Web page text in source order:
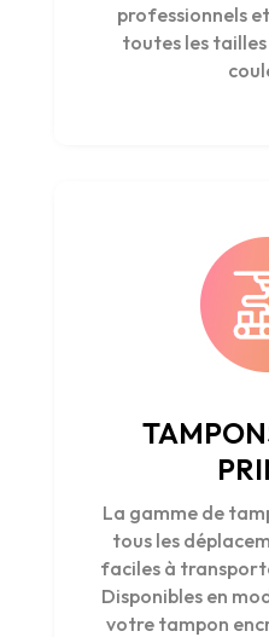
professionnels
toutes les tailles
La gamme de
tous les
faciles à
Disponibles en
votre tampon